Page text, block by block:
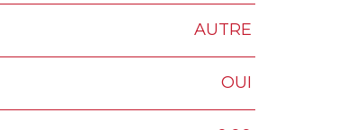
AUTRE
OUI